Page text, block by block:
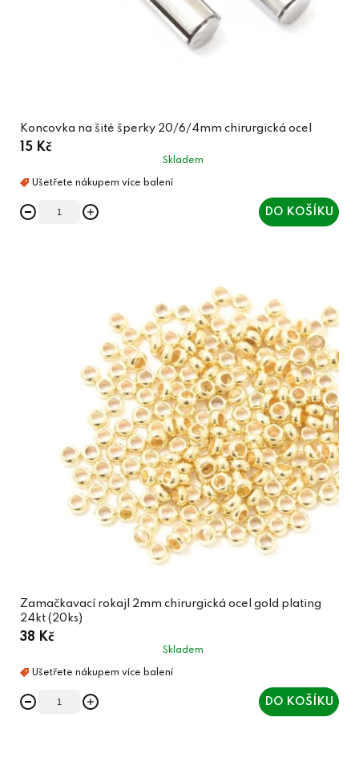
Koncovka na šité šperky 20/6/4mm chirurgická ocel
15 Kč
Skladem
DO KOŠÍKU
Zamačkavací rokajl 2mm chirurgická ocel gold plating
24kt (20ks)
38 Kč
Skladem
DO KOŠÍKU